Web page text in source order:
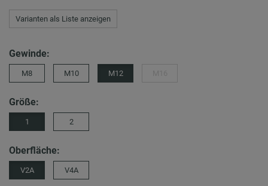
Varianten als Liste anzeigen
Gewinde:
M8 M10 M12
Größe:
1 2
Oberfläche:
V2A V4A